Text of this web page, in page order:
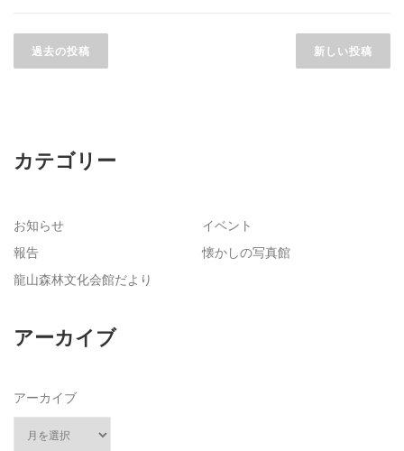
稿
ナ
シ
過去の投稿 新しい投稿
カテゴリー
お知らせ
イベント
報告
懐かしの写真館
龍山森林文化会館だより
アーカイブ
アーカイブ